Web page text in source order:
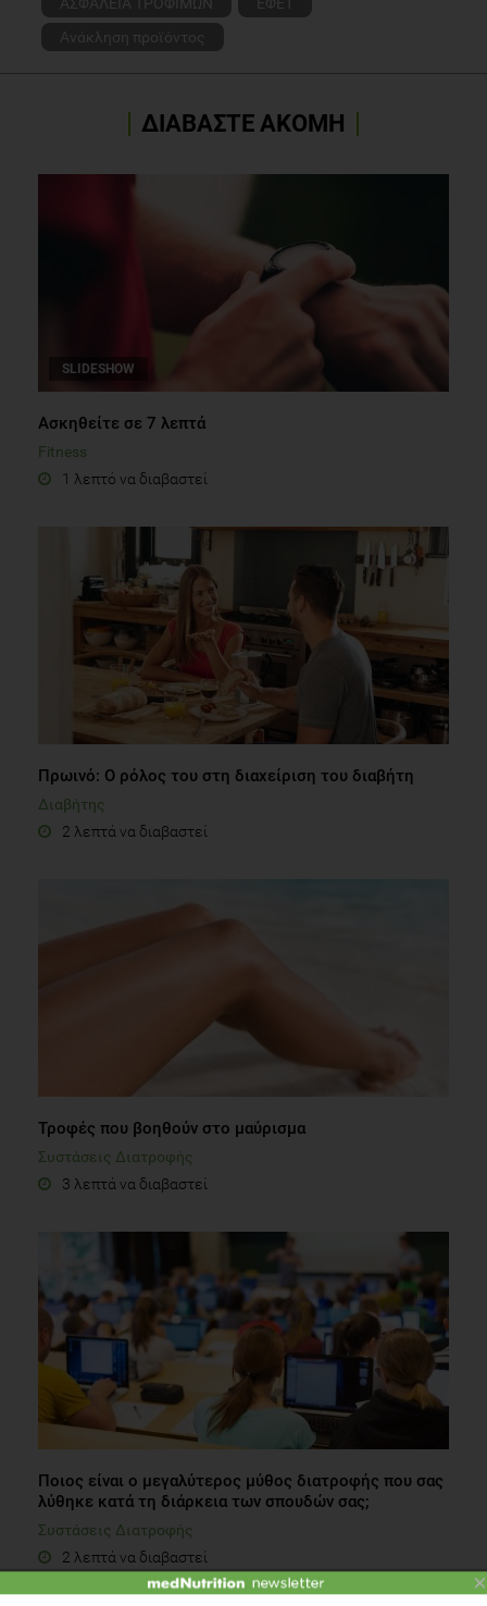
Ανάκληση προϊόντος
ΔΙΑΒΑΣΤΕ ΑΚΟΜΗ
SLIDESHOW
Aσκηθείτε σε 7 λεπτά
Fitness
1 λεπτό να διαβαστεί
Πρωινό: Ο ρόλος του στη διαχείριση του διαβήτη
Διαβήτης
2 λεπτά να διαβαστεί
Τροφές που βοηθούν στο μαύρισμα
Συστάσεις Διατροφής
3 λεπτά να διαβαστεί
Ποιος είναι ο μεγαλύτερος μύθος διατροφής που σας
λύθηκε κατά τη διάρκεια των σπουδών σας;
Συστάσεις Διατροφής
2 λεπτά να διαβαστεί
×